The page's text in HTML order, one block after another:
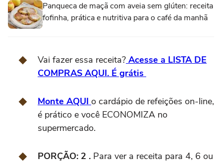
Panqueca de maçã com aveia sem glúten: receita
fofinha, prática e nutritiva para o café da manhã
Vai fazer essa receita? Acesse a LISTA DE
COMPRAS AQUI. É grátis
Monte AQUI o cardápio de refeições on-line,
é prático e você ECONOMIZA no
supermercado.
PORÇÃO: 2 . Para ver a receita para 4, 6 ou